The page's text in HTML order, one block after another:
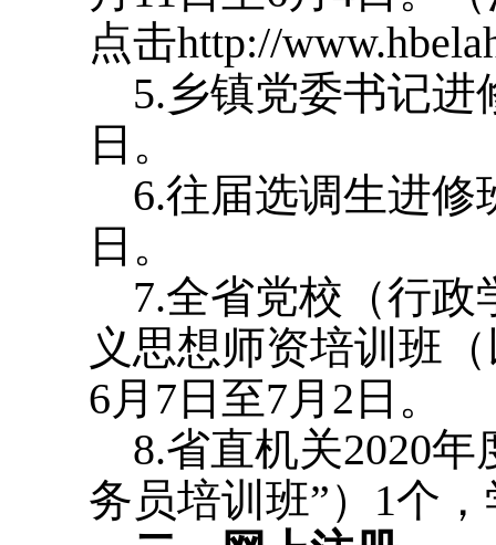
点击http://
5.乡镇党委书记进
日。
6.往届选调生进修
日。
7.全省党校（行政
义思想师资培训班
6月7日至7月2日。
8.省直机关2020年
务员培训班”）1个